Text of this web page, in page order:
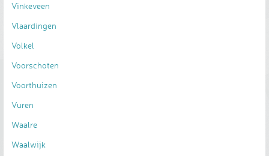
Vinkeveen
Vlaardingen
Volkel
Voorschoten
Voorthuizen
Vuren
Waalre
Waalwijk